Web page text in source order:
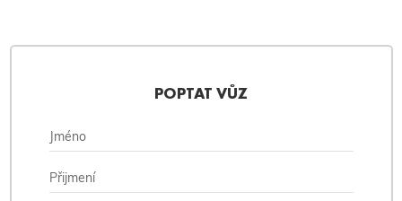
POPTAT VŮZ